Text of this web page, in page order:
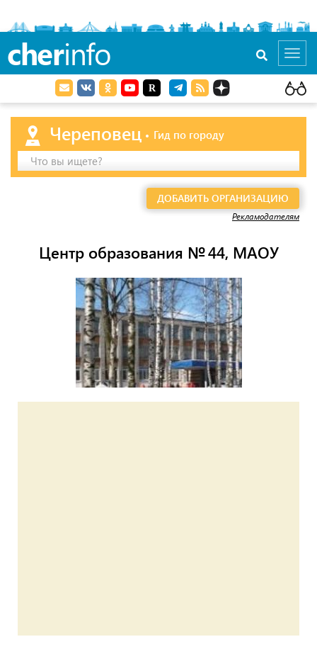
cherinfo
Череповец
Гид по городу
Что вы ищете?
ДОБАВИТЬ ОРГАНИЗАЦИЮ
Рекламодателям
Центр образования № 44, МАОУ